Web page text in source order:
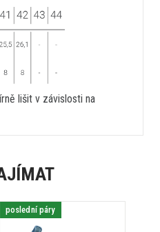
lišit v závislosti na
poslední páry